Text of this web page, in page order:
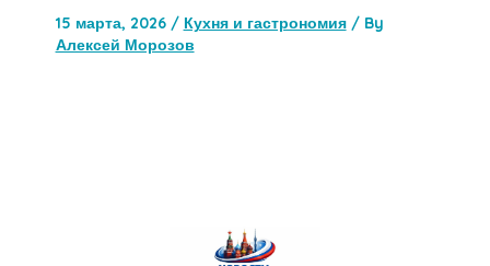
15 марта, 2026 / Кухня и гастрономия/ By
Алексей Морозов